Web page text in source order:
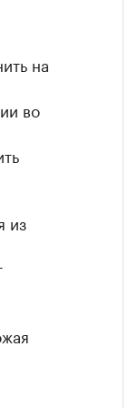
на
во
из